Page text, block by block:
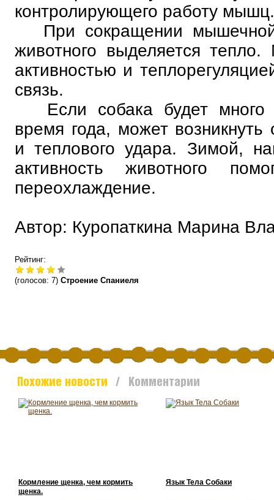
контролирующего работу мышц.
При сокращении мышечной
животного выделяется тепло.
активностью и
связь.
Если собака будет много
время года, может возникнуть
и теплового удара. Зимой,
активность животного
переохлаждение.
Автор: Куропаткина Марина
Рейтинг:
(голосов: 7) Строение Спаниеля
Похожие новости / Комментарии
Кормление щенка, чем кормить
щенка.
Язык Тела Собаки